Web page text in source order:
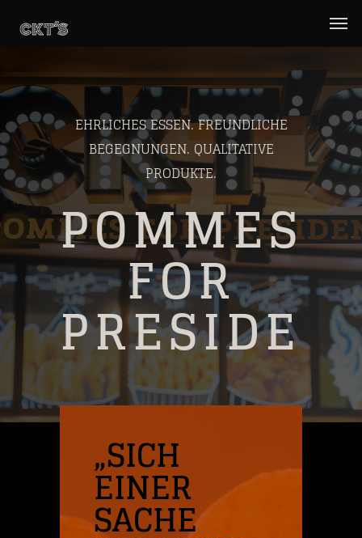
EHRLICHES ESSEN. FREUNDLICHE
BEGEGNUNGEN. QUALITATIVE
PRODUKTE.
POMMES
FOR
„SICH
EINER
SACHE